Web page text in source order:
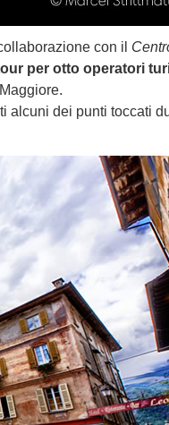
con il
per otto operatori
alcuni dei punti toccati